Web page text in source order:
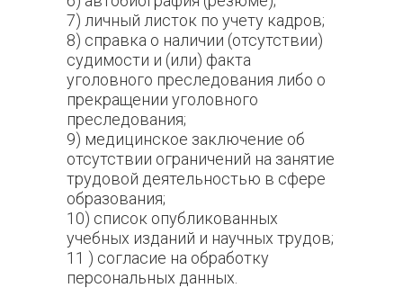
7) личный листок по учету кадров;
8) справка о наличии (отсутствии)
судимости и (или) факта
уголовного преследования либо о
прекращении уголовного
преследования;
9) медицинское заключение об
отсутствии ограничений на занятие
трудовой деятельностью в сфере
образования;
10) список опубликованных
учебных изданий и научных трудов;
11 ) согласие на обработку
персональных данных.